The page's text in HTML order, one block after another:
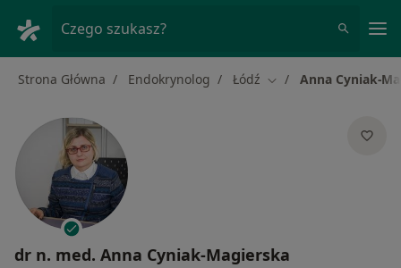
Czego szukasz?
Strona Główna Endokrynolog Łódź Zmień miasto
Anna Cyniak-
dr n. med. Anna Cyniak-Magierska